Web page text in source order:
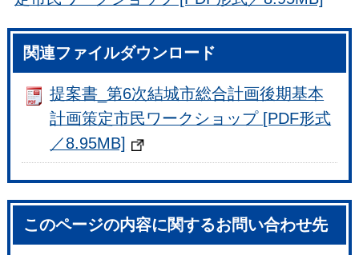
関連ファイルダウンロード
提案書_第6次結城市総合計画後期基本
計画策定市民ワークショップ [PDF形式
／8.95MB]
このページの内容に関するお問い合わせ先